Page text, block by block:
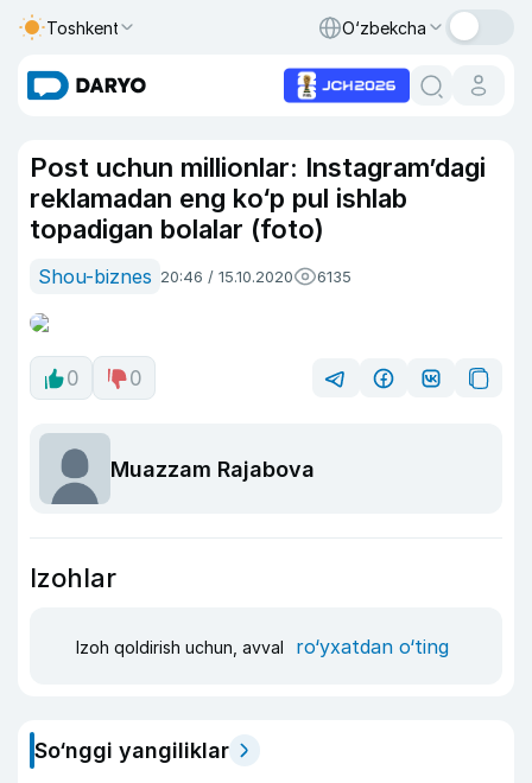
Toshkent O‘zbekcha
Post uchun millionlar: Instagram’dagi
reklamadan eng ko‘p pul ishlab
topadigan bolalar (foto)
Shou-biznes 20:46 / 15.10.2020 6135
0 0
Muazzam Rajabova
Izohlar
Izoh qoldirish uchun, avval ro‘yxatdan o‘ting
So‘nggi yangiliklar